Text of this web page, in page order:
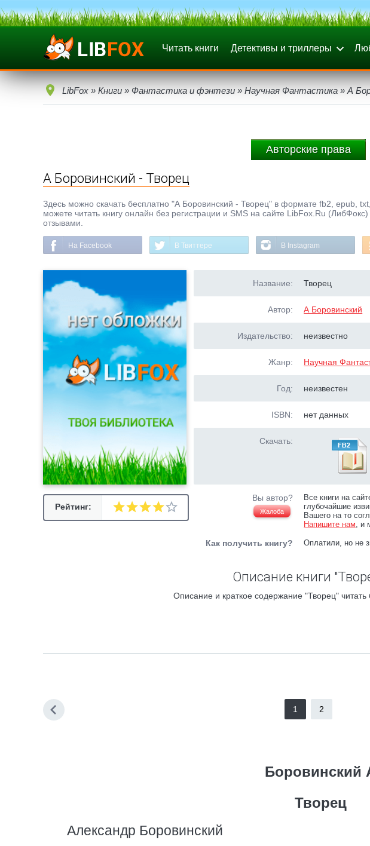
Читать книги Детективы и триллеры
LibFox » Книги » Фантастика и фэнтези » Научная Фантастика » А
Авторские права
А Боровинский - Творец
Здесь можно скачать бесплатно "А Боровинский - Творец" в формате fb2, epub,
можете читать книгу онлайн без регистрации и SMS на сайте LibFox.Ru
отзывами.
На Facebook В Твиттере В Instagram
Рейтинг:
Название: Творец
Автор: А Боровинский
Издательство: неизвестно
Жанр: Научная
Год: неизвестен
ISBN: нет данных
Скачать:
Вы автор?
Жалоба
Все книги на
глубочайшие
Вашего на то
Напишите нам, и
Как получить книгу? Оплатили, но не
Описание книги
Описание и краткое содержание "Творец" читать
1 2
Боровинский
Творец
Александр Боровинский